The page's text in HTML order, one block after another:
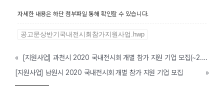
자세한 내용은 하단 첨부파일 통해 확인할 수 있습니다.
공고문상반기국내전시회참가지원사업.hwp
«
[지원사업] 과천시 2020 국내전시회 개별 참가 지원 기업 모집(~2. 7)
[지원사업] 남원시 2020 국내전시회 개별 참가 지원 기업 모집
»